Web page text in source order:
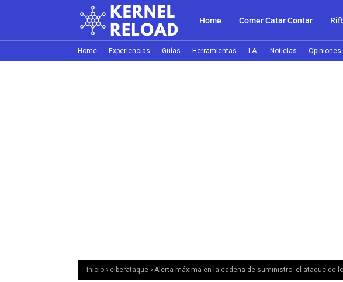
Home Comer Catar Contar Rift
Home Experiencias Guías Herramientas I.A. Noticias Opiniones
Inicio ciberataque Alerta máxima en la cadena de suministro: el ataque de